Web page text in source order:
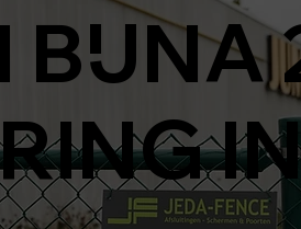
BIJNA